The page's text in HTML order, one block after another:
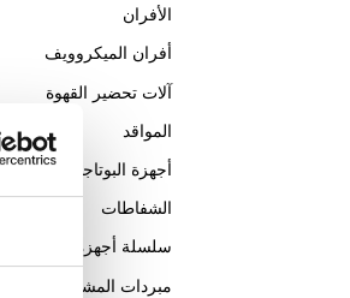
الأفران
أفران الميكروويف
آلات تحضير القهوة
المواقد
أجهزة البوتاجاز المستقلة
الشفاطات
سلسلة أجهزة التبريد
مبردات المشروبات